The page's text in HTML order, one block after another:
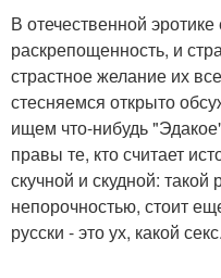
В отечественной
раскрепощенность, и
страстное желание их
стесняемся открыто
ищем что-нибудь
правы те, кто считает
скучной и скудной: такой
непорочностью, стоит
русски - это ух, какой секс.